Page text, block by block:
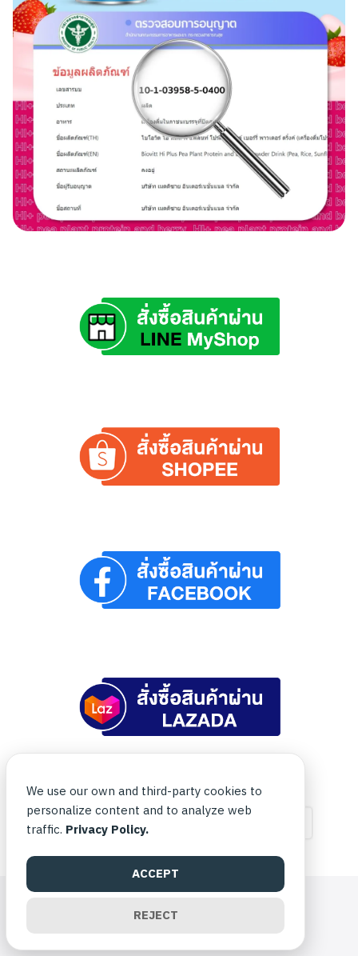
©2026 BIOVITTOFFICIAL.COM. ALL RIGHTS RESERVED.
We use our own and third-party cookies to
personalize content and to analyze web
traffic. Privacy Policy.
ACCEPT
REJECT